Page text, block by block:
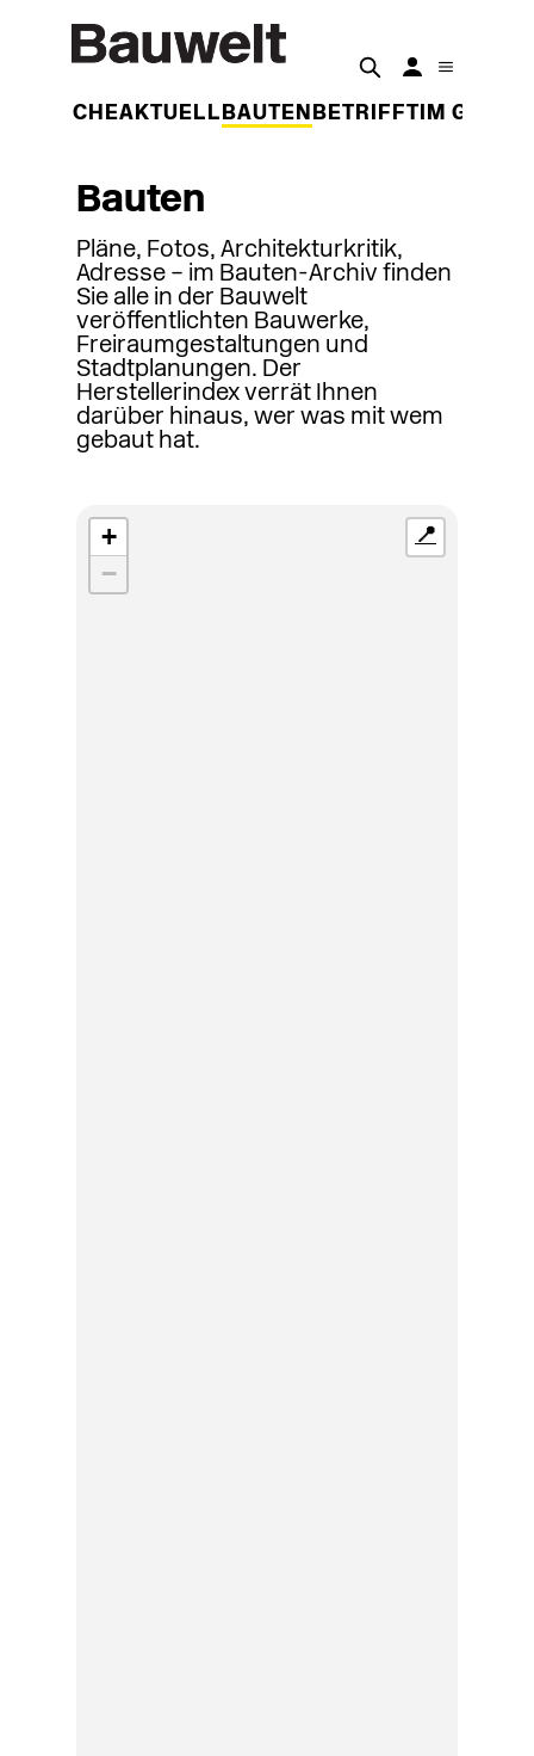
WOCHEAKTUELL BAUTEN BETRIFFT IM
Bauten
Pläne, Fotos, Architekturkritik,
Adresse – im Bauten-Archiv finden
Sie alle in der Bauwelt
veröffentlichten Bauwerke,
Freiraumgestaltungen und
Stadtplanungen. Der
Herstellerindex verrät Ihnen
darüber hinaus, wer was mit wem
gebaut hat.
+
−
📍